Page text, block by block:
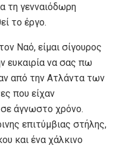
τη γενναιόδωρη
το έργο.
Ναό, είμαι σίγουρος
ευκαιρία να σας πω
από την Ατλάντα των
που είχαν
άγνωστο χρόνο.
επιτύμβιας στήλης,
και ένα χάλκινο